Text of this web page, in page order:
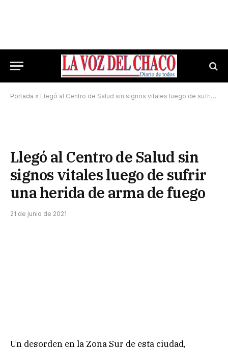
Portada » Llegó al Centro de Salud sin signos vitales luego de sufrir una herida de arma de fuego
Llegó al Centro de Salud sin
signos vitales luego de sufrir
una herida de arma de fuego
21 de junio de 2021
Un desorden en la Zona Sur de esta ciudad,